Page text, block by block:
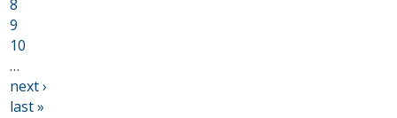
8
9
10
…
next ›
last »